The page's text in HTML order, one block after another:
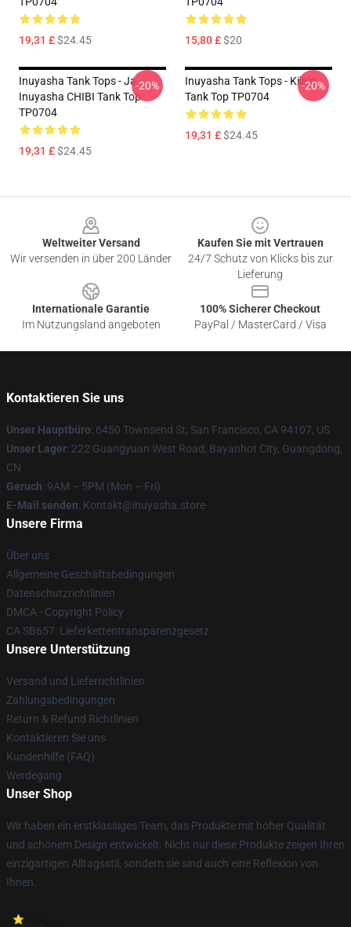
19,31 £$24.45 15,80 £$20
Inuyasha Tank Tops - Ja.
Inuyasha CHIBI Tank Top
TP0704
19,31 £$24.45
-20%
Inuyasha Tank Tops - Kilala
Tank Top TP0704
19,31 £$24.45
-20%
Weltweiter Versand
Wir versenden in über 200 Länder
Kaufen Sie mit Vertrauen
24/7 Schutz von Klicks bis zur
Lieferung
Internationale Garantie
Im Nutzungsland angeboten
100% Sicherer Checkout
PayPal / MasterCard / Visa
Kontaktieren Sie uns
Unser Hauptbüro: 6450 Townsend St, San Francisco, CA 94107, US
Unser Lager: 222 Guangyuan West Road, Bayanhot City, Guangdong,
CN
Geruch: 9AM – 5PM (Mon – Fri)
E-Mail senden: Kontakt@inuyasha.store
Unsere Firma
Über uns
Allgemeine Geschäftsbedingungen
Datenschutzrichtlinien
DMCA - Copyright Policy
CA SB657: Lieferkettentransparenzgesetz
Unsere Unterstützung
Versand und Lieferrichtlinien
Zahlungsbedingungen
Return & Refund Richtlinien
Kontaktieren Sie uns
Kundenhilfe (FAQ)
Werdegang
Unser Shop
Wir haben ein erstklassiges Team, das Produkte mit hoher Qualität
und schönem Design entwickelt. Nicht nur diese Produkte zeigen Ihren
einzigartigen Alltagsstil, sondern sie sind auch eine Reflexion von
Ihnen.